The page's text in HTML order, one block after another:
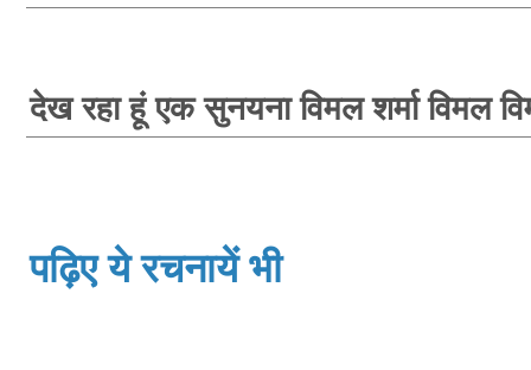
देख रहा हूं एक सुनयना विमल शर्मा विमल
पढ़िए ये रचनायें भी